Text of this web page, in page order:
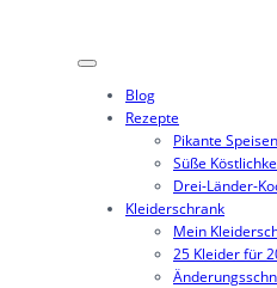
Blog
Rezepte
Pikante Speisen
Süße
Drei-Länder-
Kleiderschrank
Mein
25 Kleider für